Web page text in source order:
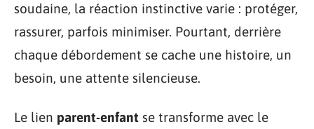
soudaine, la réaction instinctive varie : protéger,
rassurer, parfois minimiser. Pourtant, derrière
chaque débordement se cache une histoire, un
besoin, une attente silencieuse.
Le lien parent-enfant se transforme avec le